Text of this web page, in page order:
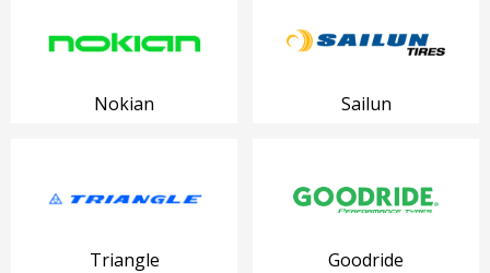
Nokian Sailun
Triangle Goodride